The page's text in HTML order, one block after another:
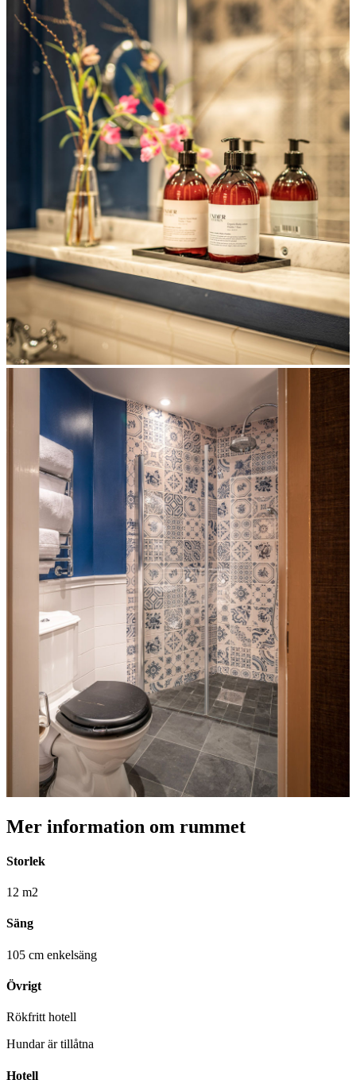
Mer information om rummet
Storlek
12 m2
Säng
105 cm enkelsäng
Övrigt
Rökfritt hotell
Hundar är tillåtna
Hotell